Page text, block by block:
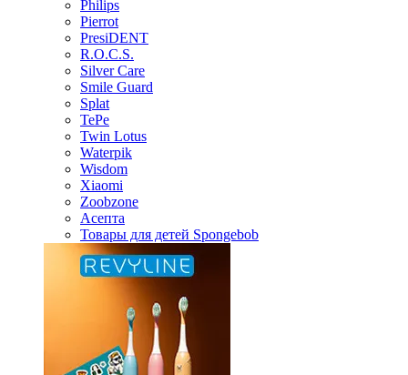
Philips
Pierrot
PresiDENT
R.O.C.S.
Silver Care
Smile Guard
Splat
TePe
Twin Lotus
Waterpik
Wisdom
Xiaomi
Zoobzone
Асепта
Товары для детей Spongebob